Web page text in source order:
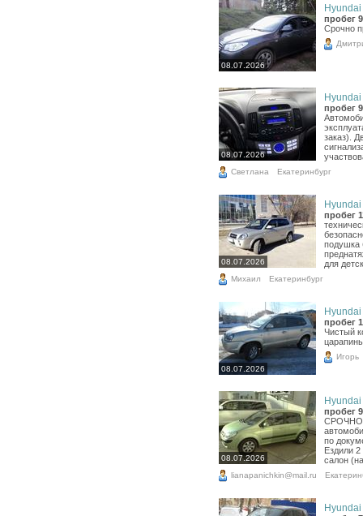
08.07.2026
Hyundai
пробег
Срочно
08.07.2026
Hyundai
пробег
заказ).
Светлана Екатеринбург
08.07.2026
Hyundai
пробег
подушка
для
Михаил Екатеринбург
08.07.2026
Hyundai
пробег
Чистый
Игорь
08.07.2026
Hyundai
пробег
по
Ездили
салон
lianapanichkin@mail.ru
Hyundai